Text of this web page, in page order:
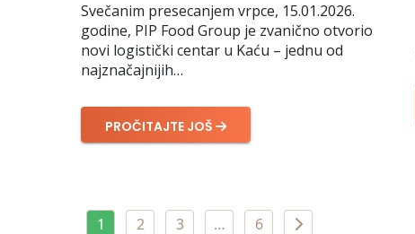
Svečanim presecanjem vrpce, 15.01.2026.
godine, PIP Food Group je zvanično otvorio
novi logistički centar u Kaću – jednu od
najznačajnijih…
PROČITAJTE JOŠ
1 2 3 … 6